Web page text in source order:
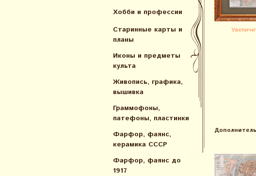
Хобби и профессии
Старинные карты и
планы
Иконы и предметы
культа
Живопись, графика,
вышивка
Граммофоны,
патефоны, пластинки
Фарфор, фаянс,
керамика СССР
Фарфор, фаянс до
1917